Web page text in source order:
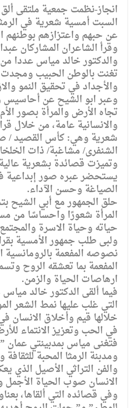
انجاز-نظمت جمعية ملتقى
السبت أمسية شعرية في
عن حبهم واعتزازهم بوطنهم
وقرأ الشاعران المشاركان
والدكتور خالد مياس عددا
تغنت بالوطن الحبيب ومجدت
والأجداد في تحقيق النمو
وعبر ابو الشيح عن أحاسيس
تجاه الأرض والمرأة بصور
والانسانية عامة، من خلال
شعرية وهي: كأس القصيد /
الشنفرى/ مشاغبة/ ذات
وتميزت قصائدة بشعرية
يستحضر عبره صور إبداعية
الصياغة وحسن الآداء.
حلق الجمهور مع أبي الشيح
المرأة شعورًا واحساسًا من
حياته وحياة الاسرة
ولبى طلب جمهور الأمسية
نصوصه المفعمة بالرومانسية
المفعمة بما تعشقه الروح
ارهاصات الحياة والزمن.
فيما ألقى الدكتور خالد
التي غلب عليها نمط الشعر
خلالها قيم وأخلاق الانسان
في الحب وتعزيز الانتماء
فتغنى مياس بمدبينتي
ومدبنة الرمثا المحبة للثقافة
والفن التراثي الأصيل الذي
الانسان صوب الحياة
وفي قصائده التي ألقاها،